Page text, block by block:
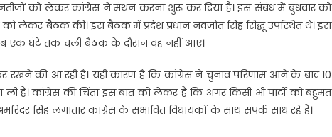
को लेकर कांग्रेस ने मंथन करना शुरू कर दिया है। इस संबंध में बुधवार को
लेकर बैठक की। इस बैठक में प्रदेश प्रधान नवजोत सिंह सिद्धू उपस्थित थे। इस
एक घंटे तक चली बैठक के दौरान वह नहीं आए।
रखने की आ रही है। यही कारण है कि कांग्रेस ने चुनाव परिणाम आने के बाद 10
है। कांग्रेस की चिंता इस बात को लेकर है कि अगर किसी भी पार्टी को बहुमत
सिंह लगातार कांग्रेस के संभावित विधायकों के साथ संपर्क साध रहे हैं।